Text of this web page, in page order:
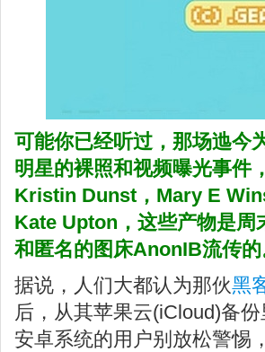
可能你已经听过，那场迆今
明星的裸照和视频曝光事件
Kristin Dunst，Mary E
Kate Upton，这些产物是周
和匿名的图床AnonIB流传的
据说，人们大都认为那伙黑
后，从其苹果云(iCloud)备
安卓系统的用户别放松警惕